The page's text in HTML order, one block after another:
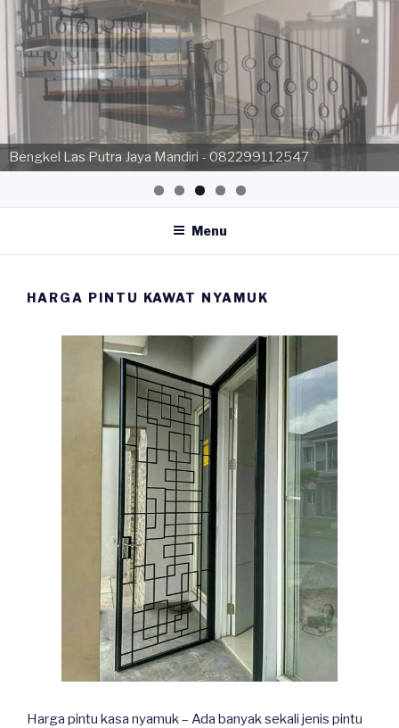
Skip
content
Bengkel Las Putra Jaya Mandiri - 082299112547
Bengkel Las Putra Jaya Mandiri - 082299112547
Menu
HARGA PINTU KAWAT NYAMUK
Harga pintu kasa nyamuk – Ada banyak sekali jenis pintu